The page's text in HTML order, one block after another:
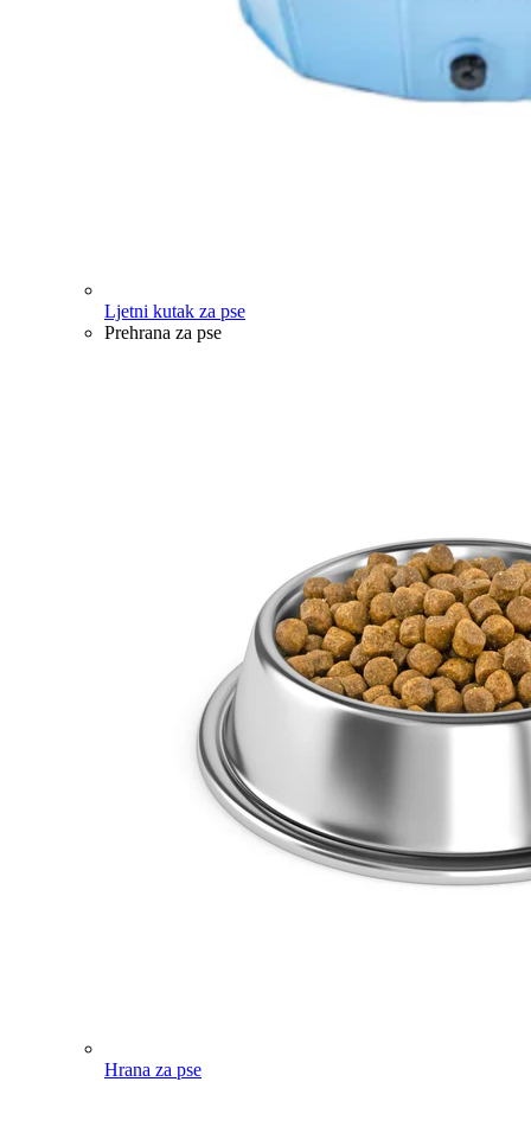
Ljetni kutak za pse
Prehrana za pse
Hrana za pse